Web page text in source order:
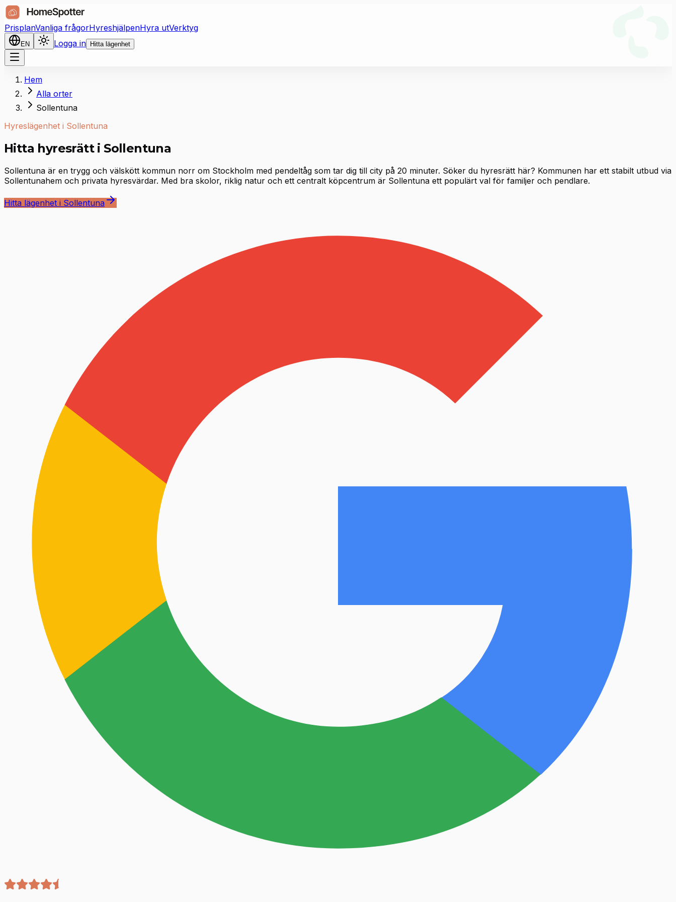
PrisplanVanliga frågorHyreshjälpenHyra utVerktyg
EN Logga in Hitta lägenhet
Hem
Alla orter
Sollentuna
Hyreslägenhet i Sollentuna
Hitta hyresrätt i Sollentuna
Sollentuna är en trygg och välskött kommun norr om Stockholm med pendeltåg som tar dig till city på 20 minuter. Söker du hyresrätt här? Kommunen har ett stabilt utbud via
Sollentunahem och privata hyresvärdar. Med bra skolor, riklig natur och ett centralt köpcentrum är Sollentuna ett populärt val för familjer och pendlare.
Hitta lägenhet i Sollentuna